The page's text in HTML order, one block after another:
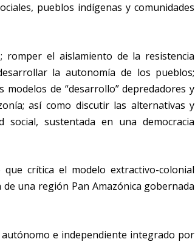
pueblos indígenas y comunidades
romper el aislamiento de la resistencia
la autonomía de los pueblos;
de “desarrollo” depredadores y
así como discutir las alternativas y
sustentada en una democracia
crítica el modelo extractivo-colonial
una región Pan Amazónica gobernada
e independiente integrado por